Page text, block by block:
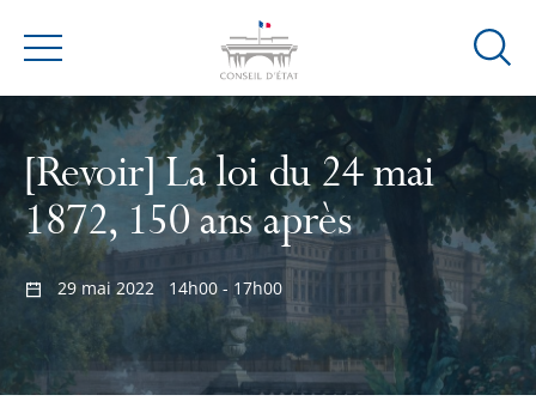
Menu
Ouvrir
de
[Revoir] La loi du 24 mai
1872, 150 ans après
29 mai 2022 14h00 - 17h00